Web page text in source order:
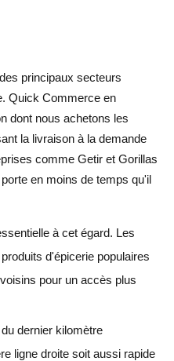
principaux secteurs
Quick Commerce en
dont nous achetons les
la livraison à la demande
comme Getir et Gorillas
en moins de temps qu'il
à cet égard. Les
d'épicerie populaires
pour un accès plus
dernier kilomètre
ligne droite soit aussi rapide